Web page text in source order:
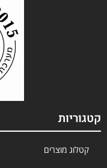
קטגוריות
קטלוג מוצרים